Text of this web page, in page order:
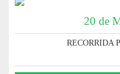
20 de
RECORRIDA